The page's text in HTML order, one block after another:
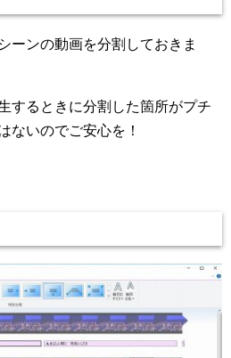
ーンの動画を分割しておきま
するときに分割した箇所がプチ
ないのでご安心を！